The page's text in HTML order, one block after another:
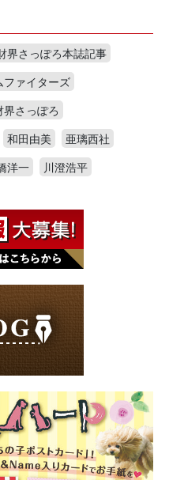
界さっぽろ本誌記事
ァイターズ
界さっぽろ
和田由美
亜璃西社
洋一 川澄浩平